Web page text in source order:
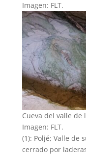
Imagen: FLT.
Cueva del valle de
Imagen: FLT.
(1): Poljé; Valle de
cerrado por